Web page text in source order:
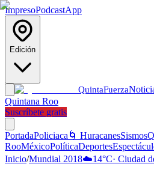
ImpresoPodcastApp
Edición
QuintaFuerza
Quintana Roo
Suscríbete gratis
PortadaPoliciaca 🌀 HuracanesSismos
RooMéxicoPolíticaDeportes
Inicio/Mundial 2018☁️14°C· Ciudad